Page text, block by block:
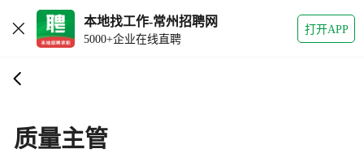
本地找工作-常州招聘网
5000+企业在线直聘
打开APP
质量主管